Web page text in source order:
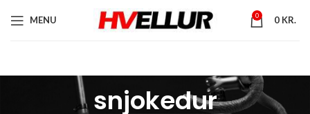
MENU 0 0 KR.
snjokedur